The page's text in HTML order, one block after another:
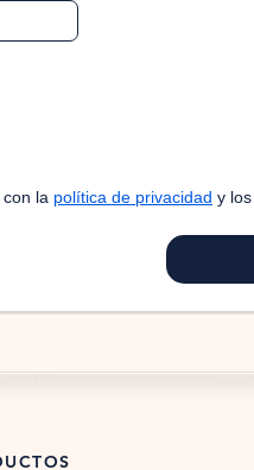
la política de privacidad y los